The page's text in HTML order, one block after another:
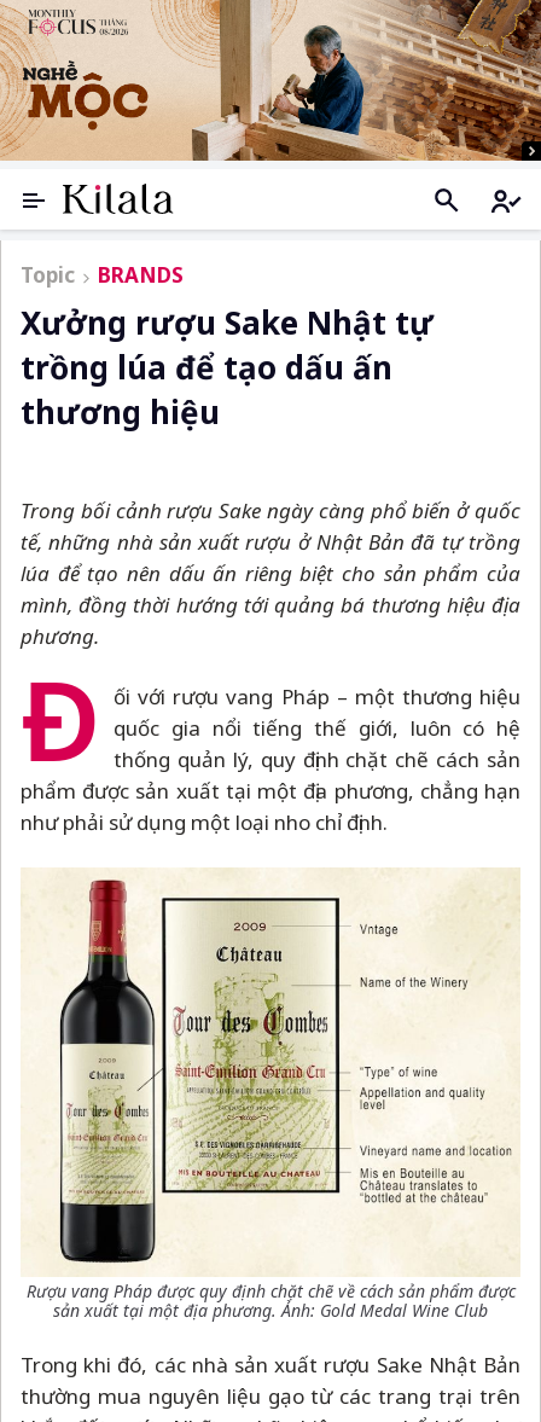
Topic BRANDS
Xưởng rượu Sake Nhật tự
trồng lúa để tạo dấu ấn
thương hiệu
Trong bối cảnh rượu Sake ngày càng phổ biến ở quốc
tế, những nhà sản xuất rượu ở Nhật Bản đã tự trồng
lúa để tạo nên dấu ấn riêng biệt cho sản phẩm của
mình, đồng thời hướng tới quảng bá thương hiệu địa
phương.
Đ ối với rượu vang Pháp – một thương hiệu
quốc gia nổi tiếng thế giới, luôn có hệ
thống quản lý, quy định chặt chẽ cách sản
phẩm được sản xuất tại một địa phương, chẳng hạn
như phải sử dụng một loại nho chỉ định.
Rượu vang Pháp được quy định chặt chẽ về cách sản phẩm được
sản xuất tại một địa phương. Ảnh: Gold Medal Wine Club
Trong khi đó, các nhà sản xuất rượu Sake Nhật Bản
thường mua nguyên liệu gạo từ các trang trại trên